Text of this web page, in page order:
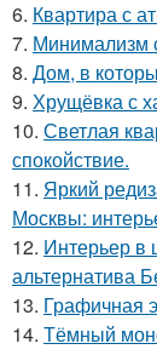
6. Квартира с
7. Минимализм
8. Дом, в
9. Хрущёвка с
10. Светлая
спокойствие.
11. Яркий
Москвы:
12. Интерьер в
альтернатива
13. Графичная
14. Тёмный